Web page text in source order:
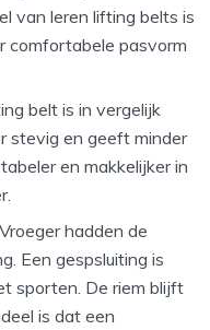
van leren lifting belts is
comfortabele pasvorm
belt is in vergelijk
stevig en geeft minder
en makkelijker in
Vroeger hadden de
Een gespsluiting is
sporten. De riem blijft
is dat een